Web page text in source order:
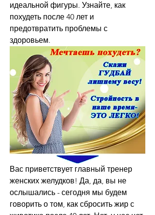
идеальной фигуры. Узнайте, как
похудеть после 40 лет и
предотвратить проблемы с
здоровьем.
Вас приветствует главный тренер
женских желудков! Да, да, вы не
ослышались - сегодня мы будем
говорить о том, как сбросить жир с